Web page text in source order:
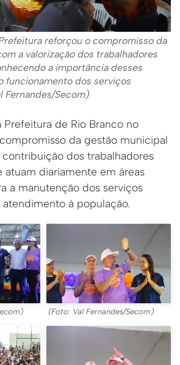
reforçou o compromisso da
a valorização dos trabalhadores
a importância desses
funcionamento dos serviços
Fernandes/Secom)
de Rio Branco no
da gestão municipal
dos trabalhadores
atuam diariamente em áreas
a manutenção dos serviços
à população.
(Foto: Val Fernandes/Secom)